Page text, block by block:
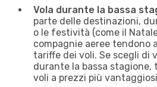
Vola durante la bassa
parte delle destinazioni,
o le festività (come il
compagnie aeree tendono
tariffe dei voli. Se scegli di
durante la bassa
voli a prezzi più